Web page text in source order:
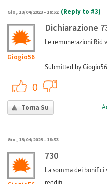
Gio, 13/04/2023 - 18:52 (Reply to #3)
Giogio56
Dichiarazione
Le remunerazioni Rid
Submitted by
0
Torna Su
Gio, 13/04/2023 - 18:53
730
La somma dei bonifici
redditi